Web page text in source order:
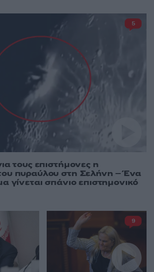
τους επιστήμονες η
πυραύλου στη Σελήνη – Ένα
γίνεται σπάνιο επιστημονικό
5
9